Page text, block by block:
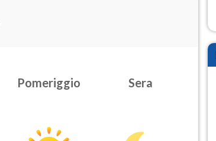
Pomeriggio Sera